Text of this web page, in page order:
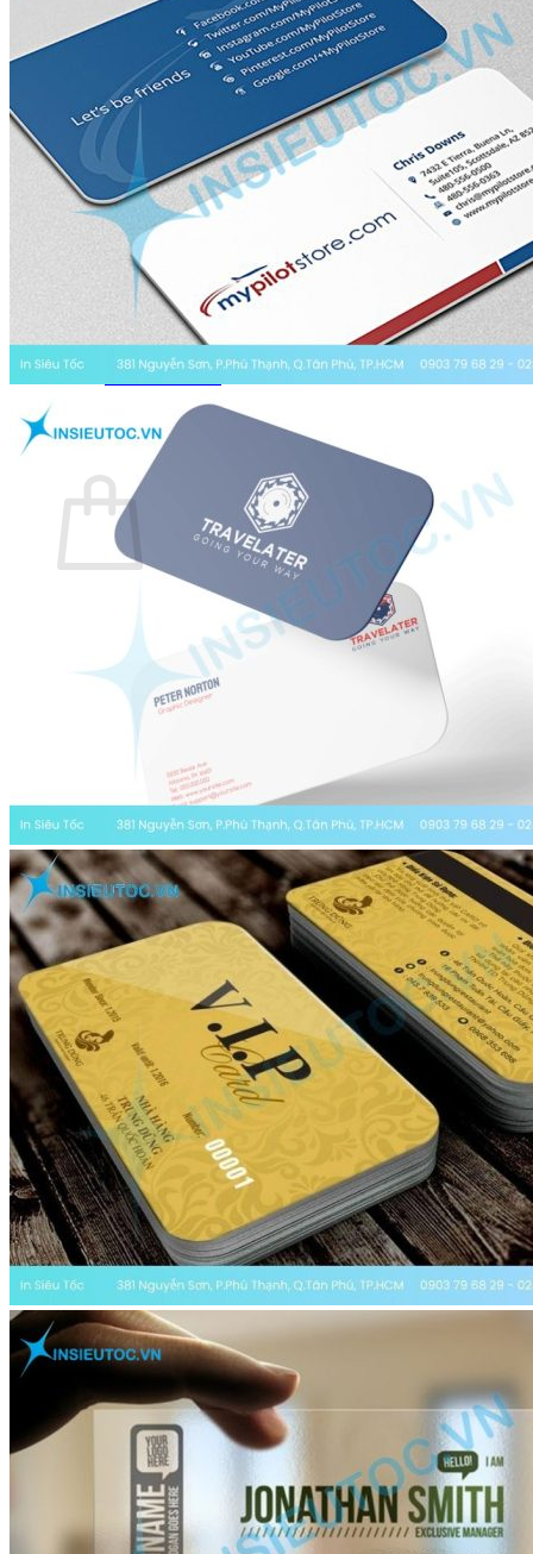
In Tem Nhãn
In Catalogue
In Túi Giấy
In Tờ Rơi
In Hộp Giấy
In Name Card
Báo giá
Báo giá in tờ rơi
Báo giá in hộp giấy
Báo giá in túi giấy
Báo giá in decal
Báo giá in tem nhãn
Báo giá in name card
Báo giá in catalogue
Kiến thức
Kinh nghiệm in ấn
Tin tức in ấn
Wiki printing
Liên hệ
Chưa có sản phẩm trong giỏ hàng.
Menu